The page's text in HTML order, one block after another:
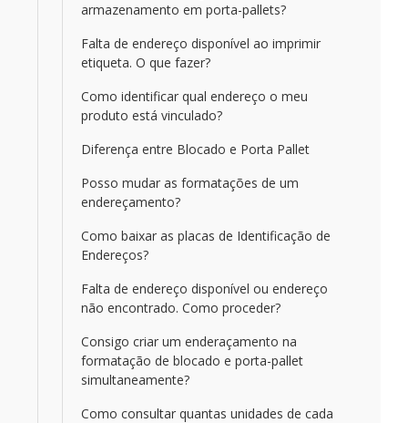
armazenamento em porta-pallets?
Falta de endereço disponível ao imprimir
etiqueta. O que fazer?
Como identificar qual endereço o meu
produto está vinculado?
Diferença entre Blocado e Porta Pallet
Posso mudar as formatações de um
endereçamento?
Como baixar as placas de Identificação de
Endereços?
Falta de endereço disponível ou endereço
não encontrado. Como proceder?
Consigo criar um enderaçamento na
formatação de blocado e porta-pallet
simultaneamente?
Como consultar quantas unidades de cada